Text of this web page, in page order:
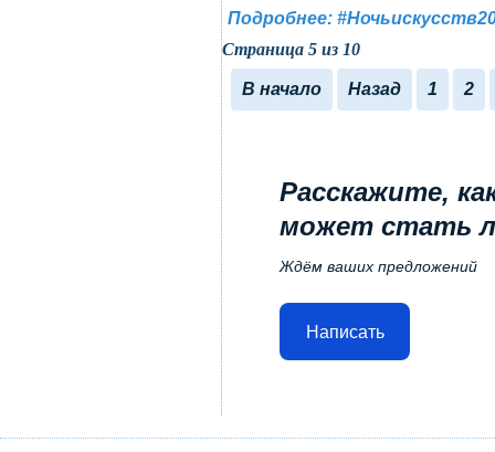
Подробнее:
Страница 5 из 10
В начало Назад 1 2
Расскажите,
может стать
Ждём ваших предложений
Написать